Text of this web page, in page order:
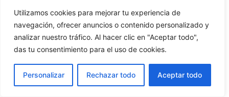
Utilizamos cookies para mejorar tu experiencia de
navegación, ofrecer anuncios o contenido personalizado y
analizar nuestro tráfico. Al hacer clic en "Aceptar todo",
das tu consentimiento para el uso de cookies.
Personalizar Rechazar todo Aceptar todo